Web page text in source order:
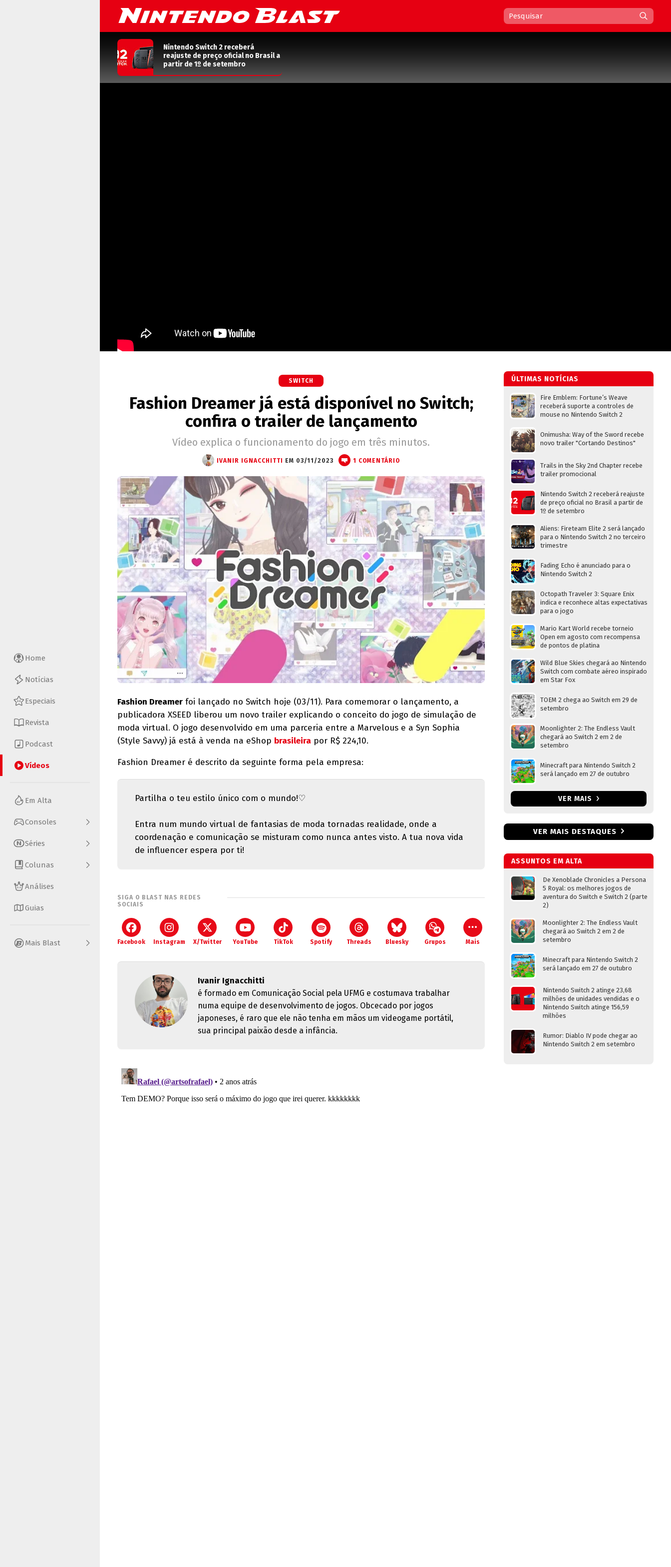
Home
Notícias
Especiais
Revista
Podcast
Vídeos
Em Alta
Consoles
Séries
Colunas
Análises
Guias
Mais Blast
Nintendo Switch 2 receberá
reajuste de preço oficial no Brasil a
partir de 1º de setembro
SWITCH
Fashion Dreamer já está disponível no Switch;
confira o trailer de lançamento
Vídeo explica o funcionamento do jogo em três minutos.
IVANIR IGNACCHITTI EM 03/11/2023 1 COMENTÁRIO
Fashion Dreamer foi lançado no Switch hoje (03/11). Para comemorar o lançamento, a
publicadora XSEED liberou um novo trailer explicando o conceito do jogo de simulação de
moda virtual. O jogo desenvolvido em uma parceria entre a Marvelous e a Syn Sophia
(Style Savvy) já está à venda na eShop brasileira por R$ 224,10.
Fashion Dreamer é descrito da seguinte forma pela empresa:
Partilha o teu estilo único com o mundo!♡
Entra num mundo virtual de fantasias de moda tornadas realidade, onde a
coordenação e comunicação se misturam como nunca antes visto. A tua nova vida
de influencer espera por ti!
SIGA O BLAST NAS REDES
SOCIAIS
Facebook Instagram X/Twitter YouTube TikTok Spotify Threads Bluesky Grupos Mais
Ivanir Ignacchitti
é formado em Comunicação Social pela UFMG e costumava trabalhar
numa equipe de desenvolvimento de jogos. Obcecado por jogos
japoneses, é raro que ele não tenha em mãos um videogame portátil,
sua principal paixão desde a infância.
ÚLTIMAS NOTÍCIAS
Fire Emblem: Fortune’s Weave
receberá suporte a controles de
mouse no Nintendo Switch 2
Onimusha: Way of the Sword recebe
novo trailer "Cortando Destinos"
Trails in the Sky 2nd Chapter recebe
trailer promocional
Nintendo Switch 2 receberá reajuste
de preço oficial no Brasil a partir de
1º de setembro
Aliens: Fireteam Elite 2 será lançado
para o Nintendo Switch 2 no terceiro
trimestre
Fading Echo é anunciado para o
Nintendo Switch 2
Octopath Traveler 3: Square Enix
indica e reconhece altas expectativas
para o jogo
Mario Kart World recebe torneio
Open em agosto com recompensa
de pontos de platina
Wild Blue Skies chegará ao Nintendo
Switch com combate aéreo inspirado
em Star Fox
TOEM 2 chega ao Switch em 29 de
setembro
Moonlighter 2: The Endless Vault
chegará ao Switch 2 em 2 de
setembro
Minecraft para Nintendo Switch 2
será lançado em 27 de outubro
VER MAIS
VER MAIS DESTAQUES
ASSUNTOS EM ALTA
De Xenoblade Chronicles a Persona
5 Royal: os melhores jogos de
aventura do Switch e Switch 2 (parte
2)
Moonlighter 2: The Endless Vault
chegará ao Switch 2 em 2 de
setembro
Minecraft para Nintendo Switch 2
será lançado em 27 de outubro
Nintendo Switch 2 atinge 23,68
milhões de unidades vendidas e o
Nintendo Switch atinge 156,59
milhões
Rumor: Diablo IV pode chegar ao
Nintendo Switch 2 em setembro